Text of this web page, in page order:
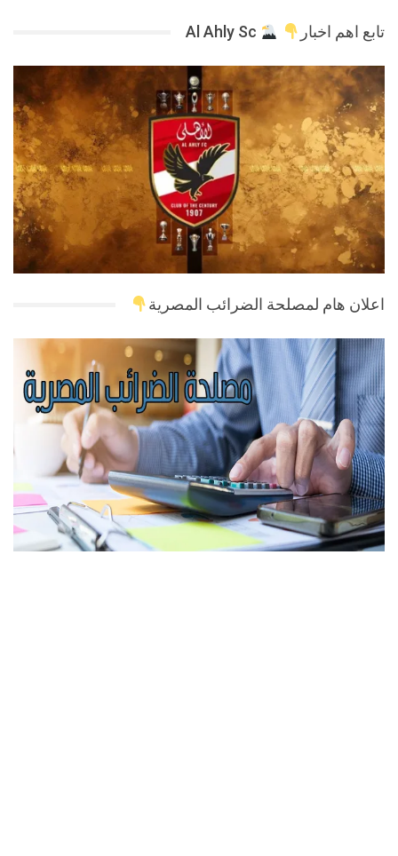
تابع اهم اخبار
اعلان هام لمصلحة الضرائب المصرية